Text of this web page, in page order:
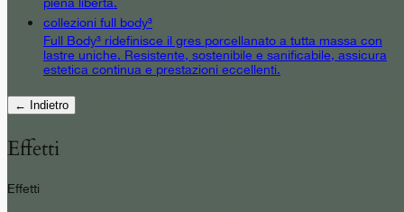
piena libertà.
collezioni full body³
Full Body³ ridefinisce il gres porcellanato a tutta massa con
lastre uniche. Resistente, sostenibile e sanificabile, assicura
estetica continua e prestazioni eccellenti.
← Indietro
Effetti
Effetti